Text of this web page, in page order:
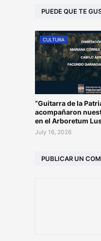
PUEDE QUE TE
CULTURA
“Guitarra de la
acompañaron
en el Arboretum
July 16, 2026
PUBLICAR UN